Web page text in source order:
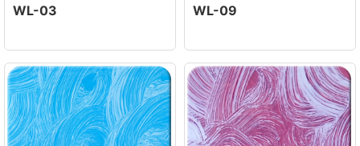
WL-03 WL-09